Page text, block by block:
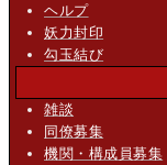
ヘルプ
妖力封印
勾玉結び
雑談
同僚募集
機関・構成員募集